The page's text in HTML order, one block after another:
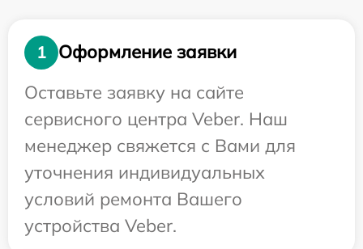
1
Оформление заявки
Оставьте заявку на сайте
сервисного центра Veber. Наш
менеджер свяжется с Вами для
уточнения индивидуальных
условий ремонта Вашего
устройства Veber.